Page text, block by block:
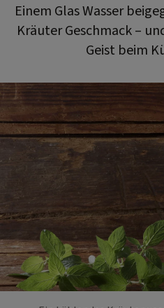
Einem Glas Wasser
Kräuter Geschmack –
Geist beim